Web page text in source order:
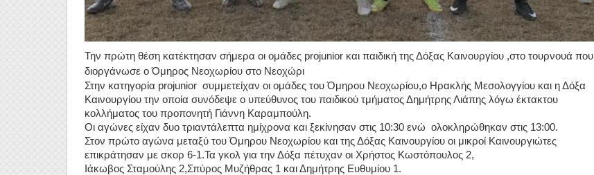
Την πρώτη θέση κατέκτησαν σήμερα οι ομάδες projunior και παιδική της Δόξας Καινουργίου ,στο τουρνουά που
διοργάνωσε ο Όμηρος Νεοχωρίου στο Νεοχώρι
Στην κατηγορία projunior συμμετείχαν οι ομάδες του Όμηρου Νεοχωρίου,ο Ηρακλής Μεσολογγίου και η Δόξα
Καινουργίου την οποία συνόδεψε ο υπεύθυνος του παιδικού τμήματος Δημήτρης Λιάπης λόγω έκτακτου
κολλήματος του προπονητή Γιάννη Καραμπούλη.
Οι αγώνες είχαν δυο τριαντάλεπτα ημίχρονα και ξεκίνησαν στις 10:30 ενώ ολοκληρώθηκαν στις 13:00.
Στον πρώτο αγώνα μεταξύ του Όμηρου Νεοχωρίου και της Δόξας Καινουργίου οι μικροί Καινουργιώτες
επικράτησαν με σκορ 6-1.Τα γκολ για την Δόξα πέτυχαν οι Χρήστος Κωστόπουλος 2,
Ιάκωβος Σταμούλης 2,Σπύρος Μυζήθρας 1 και Δημήτρης Ευθυμίου 1.